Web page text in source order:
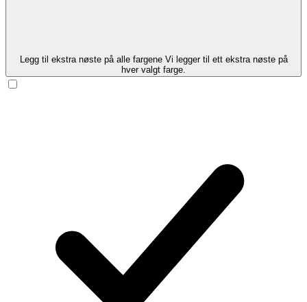
Legg til ekstra nøste på alle fargene Vi legger til ett ekstra nøste på
hver valgt farge.